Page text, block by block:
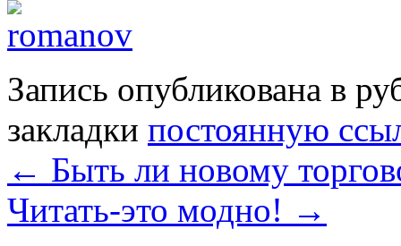
Запись опубликована в
закладки постоянную
← Быть ли новому
Читать-это модно! →